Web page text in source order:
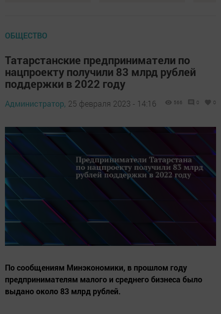
ОБЩЕСТВО
Татарстанские предприниматели по
нацпроекту получили 83 млрд рублей
поддержки в 2022 году
Администратор, 25 февраля 2023 - 14:16 566 0 0
По сообщениям Минэкономики, в прошлом году
предпринимателям малого и среднего бизнеса было
выдано около 83 млрд рублей.